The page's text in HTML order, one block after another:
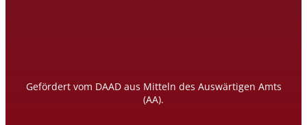
Gefördert vom DAAD aus Mitteln des Auswärtigen Amts
(AA).